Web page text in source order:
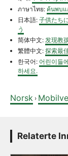
ภาษาไทย: ค้นพบแ
日本語: 子供たち
う
简体中文: 发现教
繁體中文: 探索最
한국어: 어린이들
하세요.
Norsk ›
Relaterte